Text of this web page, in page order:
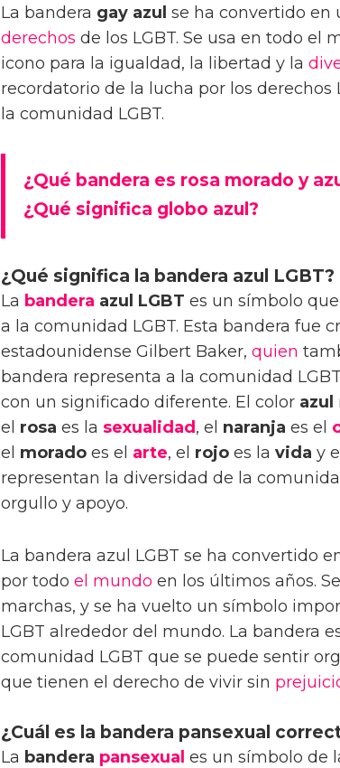
La bandera gay azul se ha convertido en
derechos de los LGBT. Se usa en todo el
icono para la igualdad, la libertad y la
recordatorio de la lucha por los
la comunidad LGBT.
¿Qué bandera es rosa morado y
¿Qué significa globo azul?
¿Qué significa la bandera azul LGBT?
La bandera azul LGBT es un símbolo
a la comunidad LGBT. Esta bandera fue
estadounidense Gilbert Baker, quien
bandera representa a la comunidad
con un significado diferente. El color azul
el rosa es la sexualidad , el naranja es el
el morado es el arte, el rojo es la vida y el
representan la diversidad de la
orgullo y apoyo.
La bandera azul LGBT se ha convertido
por todo el mundo en los últimos años.
marchas, y se ha vuelto un símbolo
LGBT alrededor del mundo. La bandera
comunidad LGBT que se puede sentir
que tienen el derecho de vivir sin
¿Cuál es la bandera pansexual
La bandera pansexual es un símbolo de